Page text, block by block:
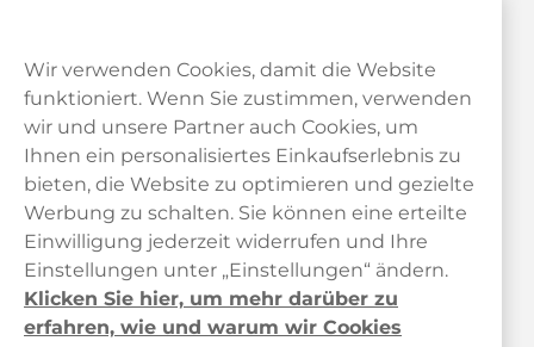
Kundendienst
Links
Über uns
Wir verwenden Cookies, damit die Website
funktioniert. Wenn Sie zustimmen, verwenden
wir und unsere Partner auch Cookies, um
Ihnen ein personalisiertes Einkaufserlebnis zu
bieten, die Website zu optimieren und gezielte
Werbung zu schalten. Sie können eine erteilte
Einwilligung jederzeit widerrufen und Ihre
Einstellungen unter „Einstellungen“ ändern.
Klicken Sie hier, um mehr darüber zu
erfahren, wie und warum wir Cookies